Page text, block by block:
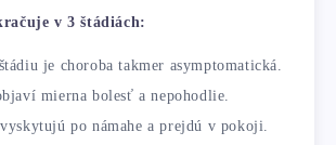
v 3 štádiách:
je choroba takmer asymptomatická.
mierna bolesť a nepohodlie.
po námahe a prejdú v pokoji.